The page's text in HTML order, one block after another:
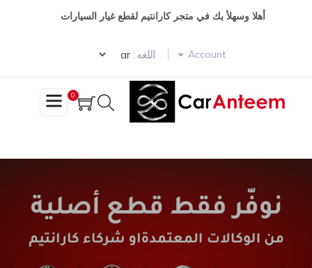
أهلا وسهلأ بك في متجر كارانتيم لقطع غيار السيارات
Account اللغه :
Select your language